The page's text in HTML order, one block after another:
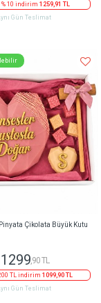
% 10 indirim 1259,91 TL
Gün Teslimat
Çikolata Büyük Kutu
1299,90 TL
TL indirim 1099,90 TL
Gün Teslimat